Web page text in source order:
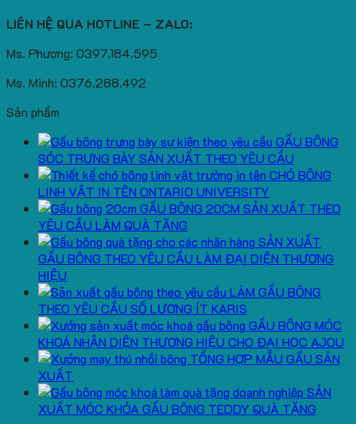
LIÊN HỆ QUA HOTLINE – ZALO:
Ms. Phương: 0397.184.595
Ms. Minh: 0376.288.492
Sản phẩm
GẤU BÔNG
SÓC TRƯNG BÀY SẢN XUẤT THEO YÊU CẦU
CHÓ BÔNG
LINH VẬT IN TÊN ONTARIO UNIVERSITY
GẤU BÔNG 20CM SẢN XUẤT THEO
YÊU CẦU LÀM QUÀ TẶNG
SẢN XUẤT
GẤU BÔNG THEO YÊU CẦU LÀM ĐẠI DIỆN THƯƠNG
HIỆU
LÀM GẤU BÔNG
THEO YÊU CẦU SỐ LƯỢNG ÍT KARIS
GẤU BÔNG MÓC
KHOÁ NHẬN DIỆN THƯƠNG HIỆU CHO ĐẠI HỌC AJOU
TỔNG HỢP MẪU GẤU SẢN
XUẤT
SẢN
XUẤT MÓC KHÓA GẤU BÔNG TEDDY QUÀ TẶNG